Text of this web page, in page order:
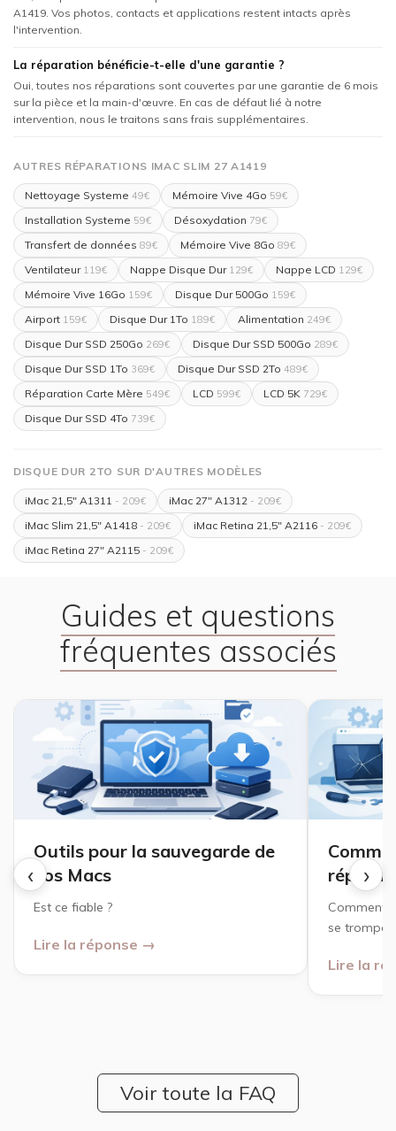
A1419. Vos photos, contacts et applications restent intacts après
l'intervention.
La réparation bénéficie-t-elle d'une garantie ?
Oui, toutes nos réparations sont couvertes par une garantie de 6 mois
sur la pièce et la main-d'œuvre. En cas de défaut lié à notre
intervention, nous le traitons sans frais supplémentaires.
AUTRES RÉPARATIONS IMAC SLIM 27 A1419
Nettoyage Systeme 49€ Mémoire Vive 4Go 59€
Installation Systeme 59€ Désoxydation 79€
Transfert de données 89€ Mémoire Vive 8Go 89€
Ventilateur119€ Nappe Disque Dur129€ Nappe LCD 129€
Mémoire Vive 16Go 159€ Disque Dur 500Go 159€
Airport 159€ Disque Dur 1To 189€ Alimentation 249€
Disque Dur SSD 250Go 269€ Disque Dur SSD 500Go 289€
Disque Dur SSD 1To 369€ Disque Dur SSD 2To 489€
Réparation Carte Mère 549€ LCD 599€ LCD 5K 729€
Disque Dur SSD 4To 739€
DISQUE DUR 2TO SUR D'AUTRES MODÈLES
iMac 21,5" A1311 - 209€ iMac 27" A1312 - 209€
iMac Slim 21,5" A1418 - 209€ iMac Retina 21,5" A2116 - 209€
iMac Retina 27" A2115 - 209€
Guides et questions
fréquentes associés
‹ ›
Outils pour la sauvegarde de
vos Macs
Est ce fiable ?
Lire la réponse →
Comment
se tromper
Lire la
Voir toute la FAQ